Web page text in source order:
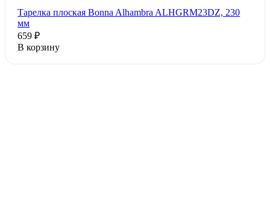
Тарелка плоская Bonna Alhambra ALHGRM23DZ, 230
мм
659 ₽
В корзину